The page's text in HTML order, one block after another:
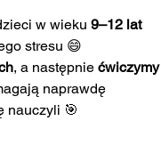
w wieku 9–12 lat
stresu 😄
, a następnie ćwiczymy
naprawdę
nauczyli 🎯